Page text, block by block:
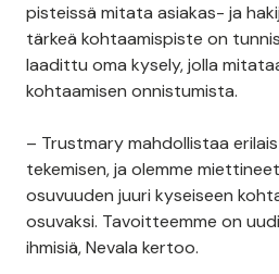
pisteissä mitata asiakas- ja
tärkeä kohtaamispiste on
laadittu oma kysely, jolla
kohtaamisen onnistumista.
– Trustmary mahdollistaa
tekemisen, ja olemme
osuvuuden juuri kyseiseen
osuvaksi. Tavoitteemme on
ihmisiä, Nevala kertoo.